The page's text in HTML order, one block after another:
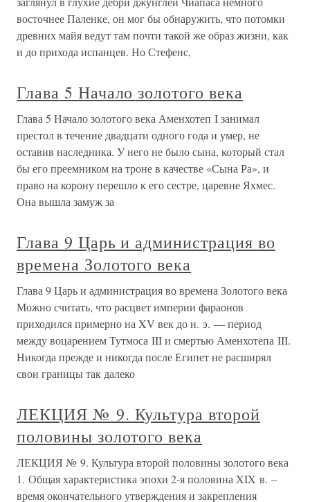
восточнее Паленке, он мог бы обнаружить, что потомки
древних майя ведут там почти такой же образ жизни, как
и до прихода испанцев. Но Стефенс,
Глава 5 Начало золотого века
Глава 5 Начало золотого века Аменхотеп I занимал
престол в течение двадцати одного года и умер, не
оставив наследника. У него не было сына, который стал
бы его преемником на троне в качестве «Сына Ра», и
право на корону перешло к его сестре, царевне Яхмес.
Она вышла замуж за
Глава 9 Царь и администрация во
времена Золотого века
Глава 9 Царь и администрация во времена Золотого века
Можно считать, что расцвет империи фараонов
приходился примерно на XV век до н. э. — период
между воцарением Тутмоса III и смертью Аменхотепа III.
Никогда прежде и никогда после Египет не расширял
свои границы так далеко
ЛЕКЦИЯ № 9. Культура второй
половины золотого века
ЛЕКЦИЯ № 9. Культура второй половины золотого века
1. Общая характеристика эпохи 2-я половина XIX в. –
время окончательного утверждения и закрепления